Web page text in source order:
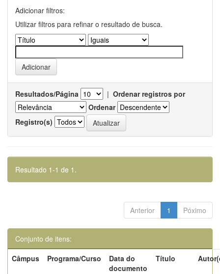
Adicionar filtros:
Utilizar filtros para refinar o resultado de busca.
Resultados/Página | Ordenar registros por
Ordenar
Registro(s)
Resultado 1-1 de 1.
Anterior 1 Póximo
Conjunto de itens:
Câmpus
Programa/Curso
Data do
documento
Título